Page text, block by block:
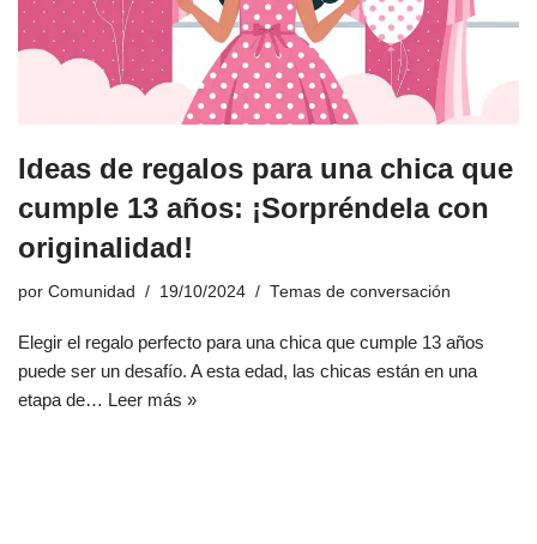
Ideas de regalos para una chica que
cumple 13 años: ¡Sorpréndela con
originalidad!
por Comunidad 19/10/2024 Temas de conversación
Elegir el regalo perfecto para una chica que cumple 13 años
puede ser un desafío. A esta edad, las chicas están en una
etapa de… Leer más »